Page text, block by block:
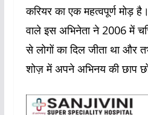
करियर का एक महत्वपूर्ण मोड़
वाले इस अभिनेता ने 2006 में
से लोगों का दिल जीता था और
शोज़ में अपने अभिनय की छाप